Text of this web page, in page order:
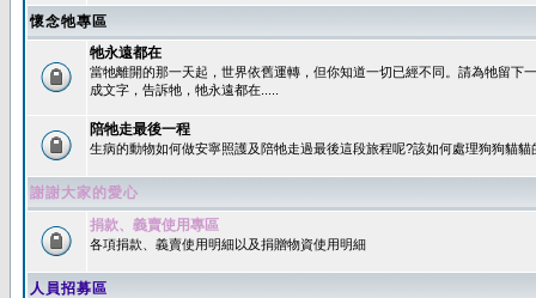
懷念牠專區
牠永遠都在
當牠離開的那一天起，世界依舊運轉，但你知道一切已經不同。請為牠留下
成文字，告訴牠，牠永遠都在.....
陪牠走最後一程
生病的動物如何做安寧照護及陪牠走過最後這段旅程呢?該如何處理狗狗貓貓
謝謝大家的愛心
捐款、義賣使用專區
各項捐款、義賣使用明細以及捐贈物資使用明細
人員招募區